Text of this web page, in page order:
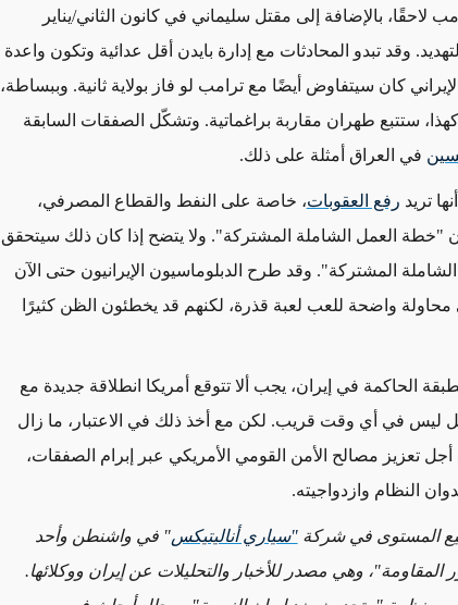
لاحقًا، بالإضافة إلى مقتل سليماني في كانون الثاني/يناير
التهديد. وقد تبدو المحادثات مع إدارة بايدن أقل عدائية وتكون واعدة
كان سيتفاوض أيضًا مع ترامب لو فاز بولاية ثانية. وببساطة،
ستتبع طهران مقاربة براغماتية. وتشكّل الصفقات السابقة
في العراق أمثلة على ذلك.
تريد رفع العقوبات، خاصة على النفط والقطاع المصرفي،
"خطة العمل الشاملة المشتركة". ولا يتضح إذا كان ذلك سيتحقق
المشتركة". وقد طرح الدبلوماسيون الإيرانيون حتى الآن
واضحة للعب لعبة قذرة، لكنهم قد يخطئون الظن كثيرًا
الحاكمة في إيران، يجب ألا تتوقع أمريكا انطلاقة جديدة مع
ليس في أي وقت قريب. لكن مع أخذ ذلك في الاعتبار، ما زال
تعزيز مصالح الأمن القومي الأمريكي عبر إبرام الصفقات،
النظام وازدواجيته.
المستوى في شركة "سياري أناليتيكس"في واشنطن وأحد
وهي مصدر للأخبار والتحليلات عن إيران ووكلائها.